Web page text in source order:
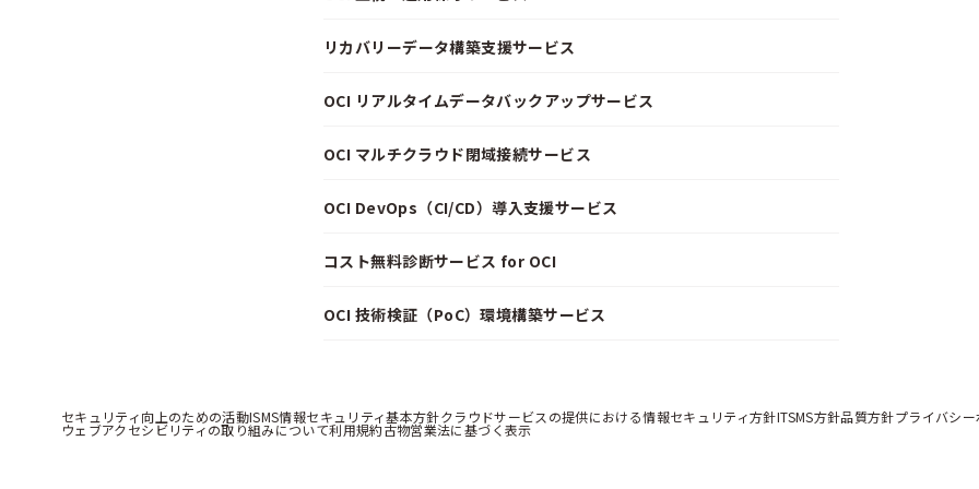
リカバリーデータ構築支援サービス
OCI リアルタイムデータバックアップサービス
OCI マルチクラウド閉域接続サービス
OCI DevOps（CI/CD）導入支援サービス
コスト無料診断サービス for OCI
OCI 技術検証（PoC）環境構築サービス
セキュリティ向上のための活動ISMS情報セキュリティ基本方針クラウドサービスの提供における情報セキュリティ方針ITSMS方針品質方針プライバシ
ウェブアクセシビリティの取り組みについて利用規約古物営業法に基づく表示